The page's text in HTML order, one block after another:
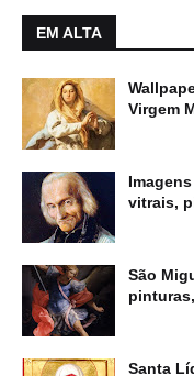
EM ALTA
Virgem
vitrais,
São
Santa